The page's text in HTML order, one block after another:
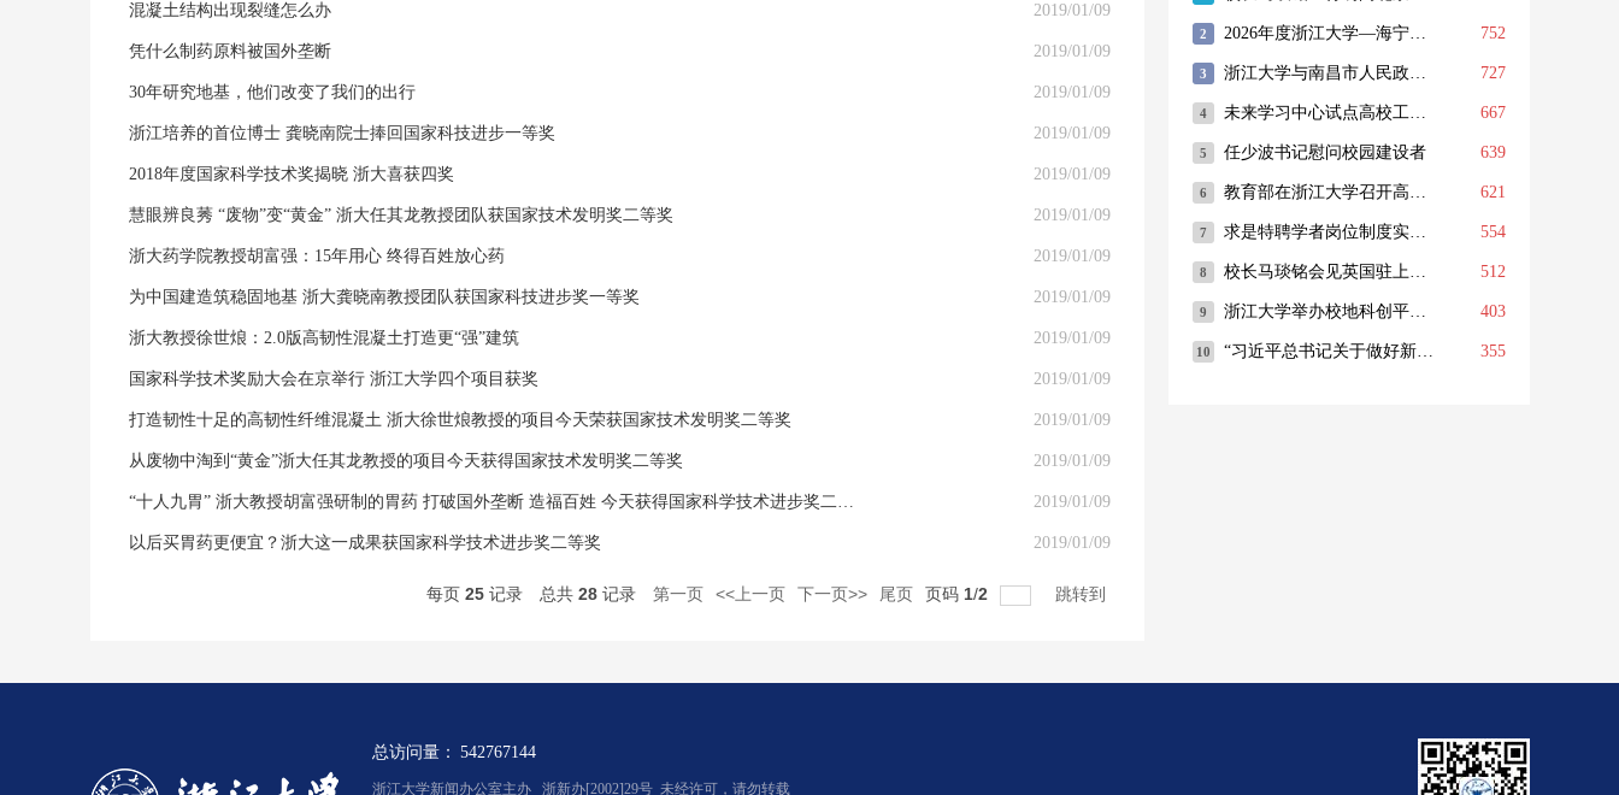
混凝土结构出现裂缝怎么办 2019/01/09
凭什么制药原料被国外垄断 2019/01/09
30年研究地基，他们改变了我们的出行 2019/01/09
浙江培养的首位博士 龚晓南院士捧回国家科技进步一等奖 2019/01/09
2018年度国家科学技术奖揭晓 浙大喜获四奖 2019/01/09
慧眼辨良莠 “废物”变“黄金” 浙大任其龙教授团队获国家技术发明奖二等奖 2019/01/09
浙大药学院教授胡富强：15年用心 终得百姓放心药 2019/01/09
为中国建造筑稳固地基 浙大龚晓南教授团队获国家科技进步奖一等奖 2019/01/09
浙大教授徐世烺：2.0版高韧性混凝土打造更“强”建筑 2019/01/09
国家科学技术奖励大会在京举行 浙江大学四个项目获奖 2019/01/09
打造韧性十足的高韧性纤维混凝土 浙大徐世烺教授的项目今天荣获国家技术发明奖二等奖 2019/01/09
从废物中淘到“黄金”浙大任其龙教授的项目今天获得国家技术发明奖二等奖 2019/01/09
“十人九胃” 浙大教授胡富强研制的胃药 打破国外垄断 造福百姓 今天获得国家科学技术进步奖二等奖 2019/01/09
以后买胃药更便宜？浙大这一成果获国家科学技术进步奖二等奖 2019/01/09
每页 25记录 总共 28记录 第一页 <<上一页 下一页>> 尾页 页码 1/2 跳转到
总访问量： 542767144
浙江大学新闻办公室主办 浙新办[2002]29号 未经许可，请勿转载